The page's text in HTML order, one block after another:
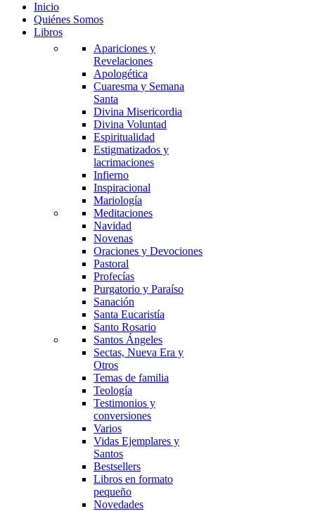
Inicio
Quiénes Somos
Libros
Apariciones y
Revelaciones
Apologética
Cuaresma y Semana
Santa
Divina Misericordia
Divina Voluntad
Espiritualidad
Estigmatizados y
lacrimaciones
Infierno
Inspiracional
Mariología
Meditaciones
Navidad
Novenas
Oraciones y Devociones
Pastoral
Profecías
Purgatorio y Paraíso
Sanación
Santa Eucaristía
Santo Rosario
Santos Ángeles
Sectas, Nueva Era y
Otros
Temas de familia
Teología
Testimonios y
conversiones
Varios
Vidas Ejemplares y
Santos
Bestsellers
Libros en formato
pequeño
Novedades